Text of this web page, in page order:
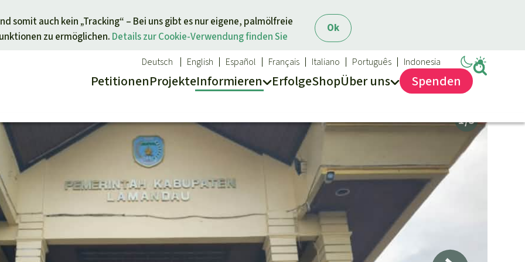
Ok
somit auch kein „Tracking“ – Bei uns gibt es nur eigene, palmölfreie
zu ermöglichen. Details zur Cookie-Verwendung finden Sie
PetitionenProjekteInformieren
Aktuelles
Erfolge
Alle News
Kids
Newsletter­anmeldung
ErfolgeShopÜberuns
Deutsch English Español Français Italiano Português Indonesia
Spenden
ein Thema Spenden für eine Region
Südostasien
Afrika
Lateinamerika